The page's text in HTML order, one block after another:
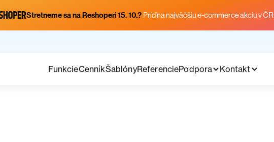
Stretneme sa na Reshoperi 15. 10.? Príď na najväčšiu e-commerce akciu v ČR.
FunkcieCenníkŠablónyReferenciePodpora Kontakt